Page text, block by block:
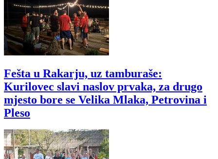
Fešta u Rakarju, uz tamburaše:
Kurilovec slavi naslov prvaka, za drugo
mjesto bore se Velika Mlaka, Petrovina i
Pleso